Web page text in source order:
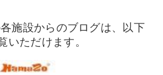
施設からのブログは、以下
いただけます。